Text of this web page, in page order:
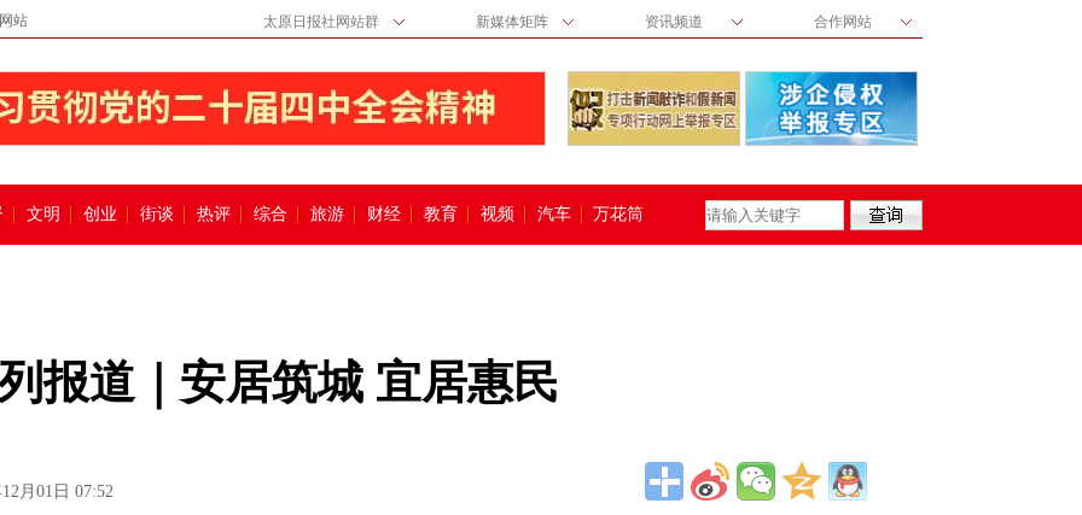
站 太原日报社网站群 新媒体矩阵 资讯频道 合作网站
文明 创业 街谈 热评 综合 旅游 财经 教育 视频 汽车 万花筒
报道｜安居筑城 宜居惠民
月01日 07:52